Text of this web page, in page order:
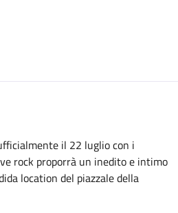
il 22 luglio con i
rock proporrà un inedito e intimo
location del piazzale della